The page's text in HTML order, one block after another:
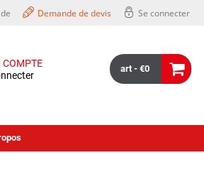
Demande de devis Se connecter
COMPTE
art - €0